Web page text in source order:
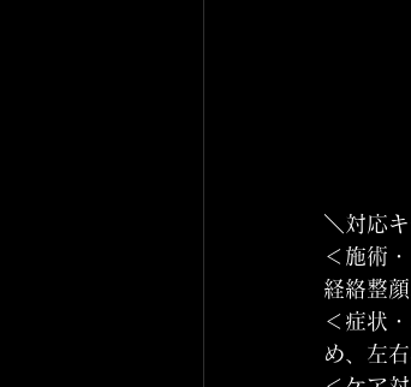
＼対応
＜施術
経絡整
＜症状
め、左